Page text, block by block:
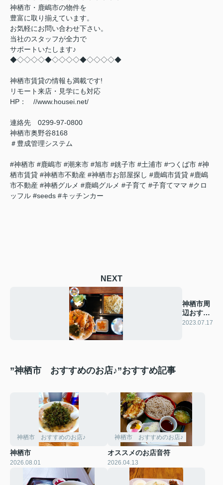
神栖市・鹿嶋市の物件を
豊富に取り揃えています。
お気軽にお問い合わせ下さい。
当社のスタッフが全力で
サポートいたします♪
◆◇◇◇◇◆◇◇◇◇◆◇◇◇◇◆
神栖市賃貸の情報も満載です!
リモート来店・見学にも対応
HP： //www.housei.net/
連絡先 0299‐97‐0800
神栖市奥野谷8168
＃豊成管理システム
#神栖市 #鹿嶋市 #潮来市 #旭市 #銚子市 #土浦市 #つくば市 #神
栖市賃貸 #神栖市不動産 #神栖市お部屋探し #鹿嶋市賃貸 #鹿嶋
市不動産 #神栖グルメ #鹿嶋グルメ #子育て #子育てママ #クロ
ッフル #seeds #キッチンカー
NEXT
神栖市周
辺おすす
めのお店
2023.07.17
”神栖市 おすすめのお店♪”おすすめ記事
神栖市 おすすめのお店♪
神栖市
2026.08.01
神栖市 おすすめのお店♪
オススメのお店音符
2026.04.13